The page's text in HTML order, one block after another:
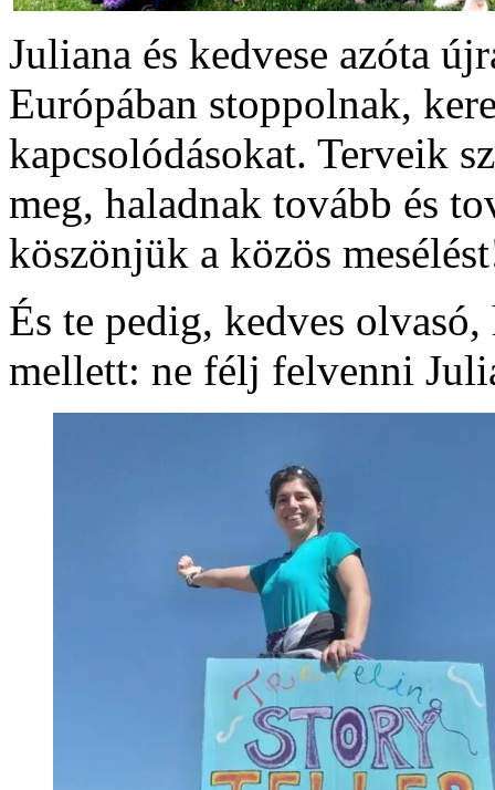
Juliana és kedvese azóta
Európában stoppolnak,
kapcsolódásokat. Terveik
meg, haladnak tovább és
köszönjük a közös
És te pedig, kedves
mellett: ne félj felvenni